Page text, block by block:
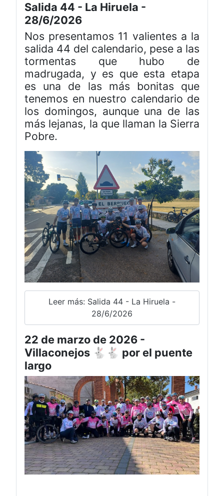
Salida 44 - La Hiruela -
28/6/2026
Nos presentamos 11 valientes a la
salida 44 del calendario, pese a las
tormentas que hubo de
madrugada, y es que esta etapa
es una de las más bonitas que
tenemos en nuestro calendario de
los domingos, aunque una de las
más lejanas, la que llaman la Sierra
Pobre.
Leer más: Salida 44 - La Hiruela -
28/6/2026
22 de marzo de 2026 -
Villaconejos 🐇🐇 por el puente
largo